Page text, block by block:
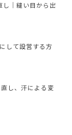
｜縫い目から出
して設営する方
し、汗による変